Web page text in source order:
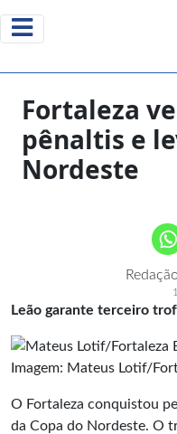
Fortaleza
pênaltis e
Nordeste
Leão garante terceiro
Imagem: Mateus Lotif/
O Fortaleza conquistou
da Copa do Nordeste. O